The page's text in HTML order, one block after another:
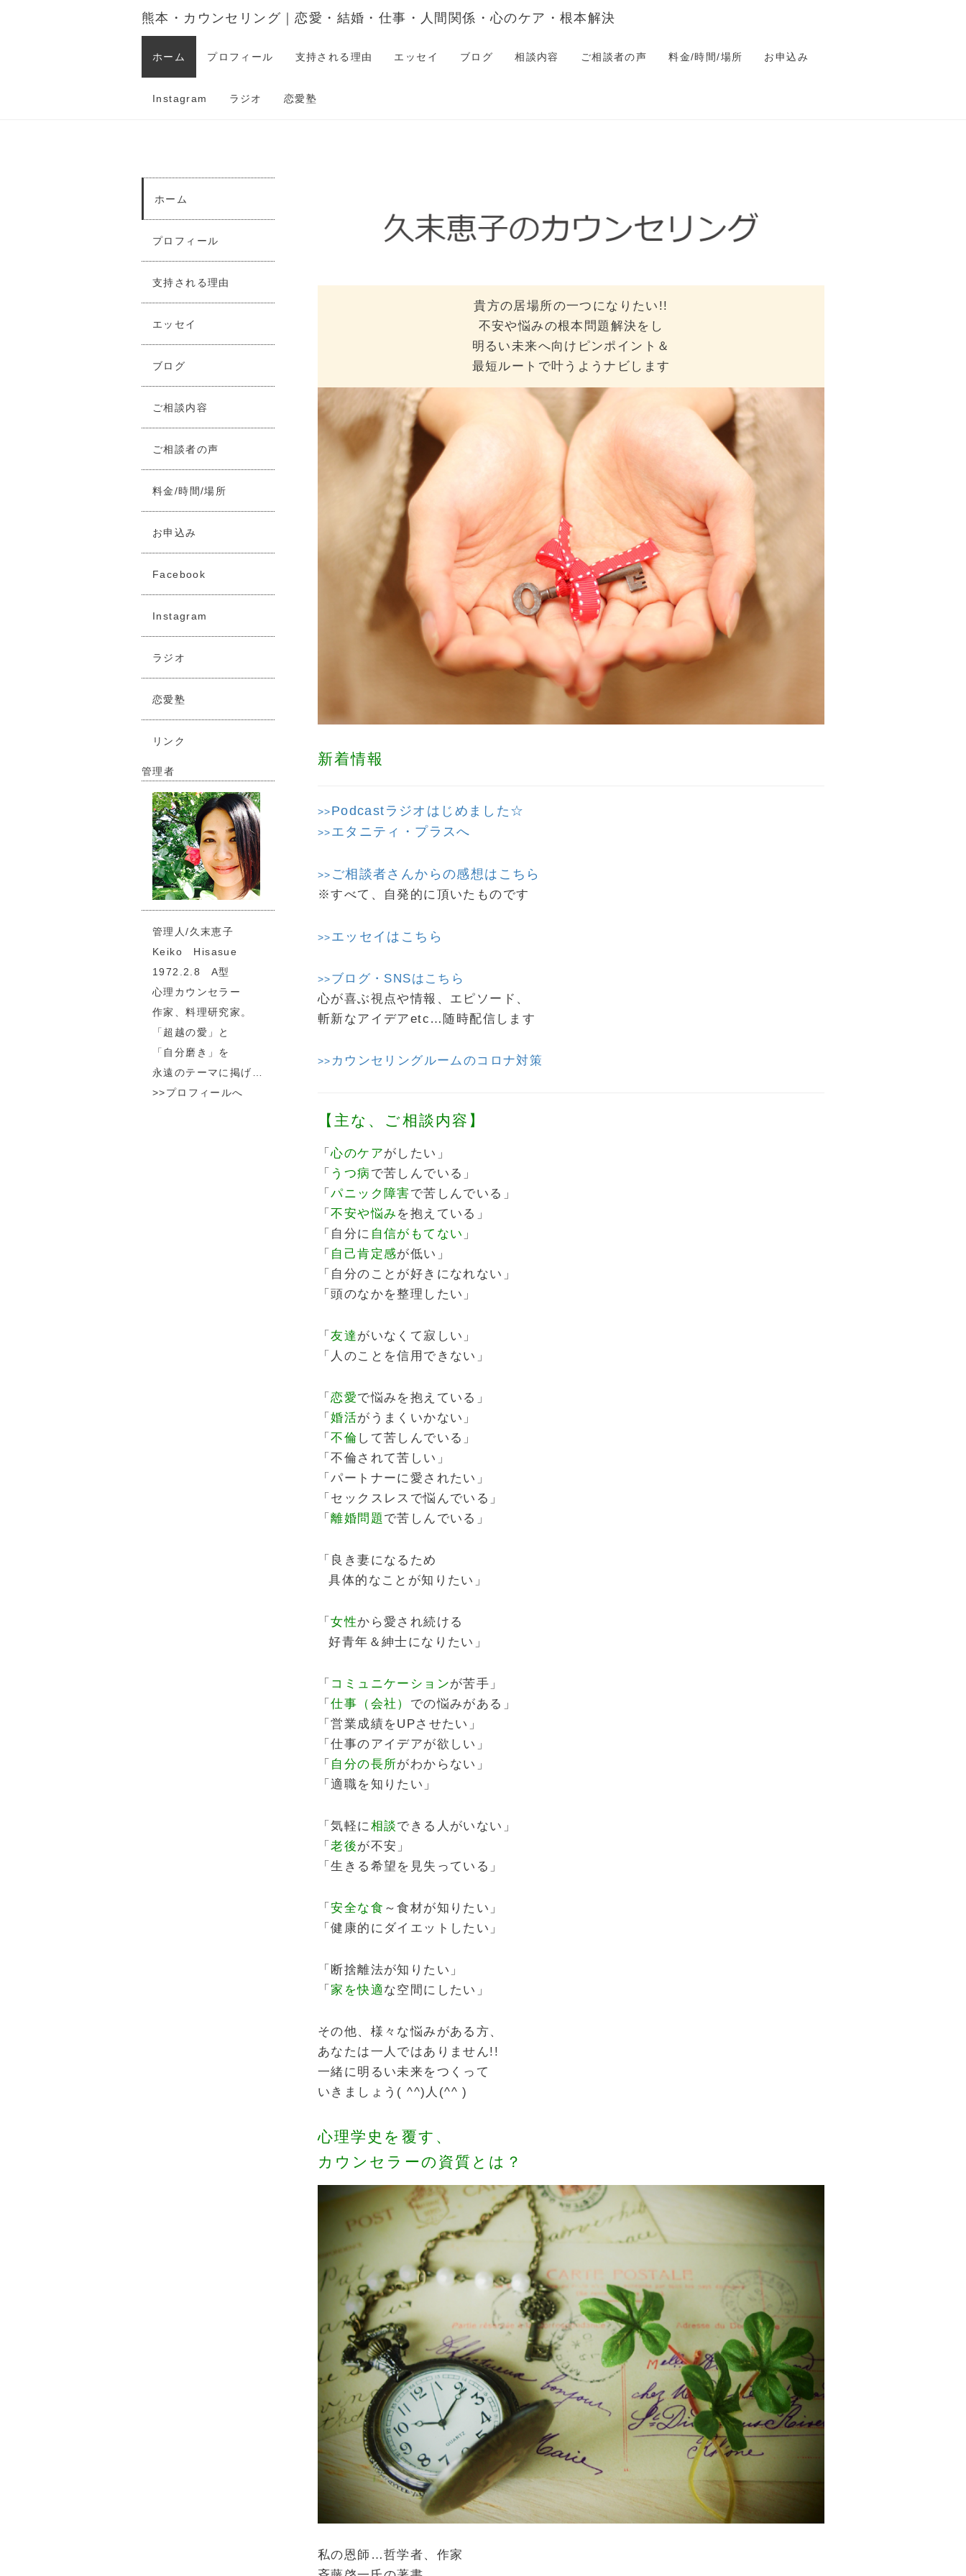
熊本・カウンセリング｜恋愛・結婚・仕事・人間関係・心のケア・根本解決
ホーム プロフィール 支持される理由 エッセイ ブログ 相談内容 ご相談者の声 料金/時間/場所 お申込み
Instagram ラジオ 恋愛塾
貴方の居場所の一つになりたい!!
不安や悩みの根本問題解決をし
明るい未来へ向けピンポイント＆
最短ルートで叶うようナビします
新着情報
>>Podcastラジオはじめました☆
>>エタニティ・プラスへ
>> ご相談者さんからの感想はこちら
※すべて、自発的に頂いたものです
>>エッセイはこちら
>>ブログ・SNSはこちら
心が喜ぶ視点や情報、エピソード、
斬新なアイデアetc…随時配信します
>> カウンセリングルームのコロナ対策
【主な、ご相談内容】
「心のケアがしたい」
「 うつ病 で苦しんでいる」
「パニック障害 で苦しんでいる」
「不安や悩み を抱えている」
「自分に 自信がもてない 」
「 自己肯定感が低い」
「自分のことが好きになれない」
「頭のなかを整理したい」
「友達がいなくて寂しい」
「人のことを信用できない」
「恋愛で悩みを抱えている」
「婚活がうまくいかない」
「不倫 して苦しんでいる」
「不倫されて苦しい」
「パートナーに愛されたい」
「セックスレスで悩んでいる」
「離婚問題 で苦しんでいる」
「良き妻になるため
具体的なことが知りたい」
「女性から愛され続ける
好青年＆紳士になりたい」
「 コミュニケーションが苦手」
「仕事（会社） での悩みがある」
「営業成績をUPさせたい」
「仕事のアイデアが欲しい」
「 自分の長所がわからない」
「適職を知りたい」
「気軽に相談できる人がいない」
「老後が不安」
「生きる希望を見失っている」
「安全な食 ～食材が知りたい」
「健康的にダイエットしたい」
「断捨離法が知りたい」
「 家を快適 な空間にしたい」
その他、様々な悩みがある方、
あなたは一人ではありません!!
一緒に明るい未来をつくって
いきましょう( ^^)人(^^ )
心理学史を覆す、
カウンセラーの資質とは？
私の恩師…哲学者、作家
ホーム
プロフィール
支持される理由
エッセイ
ブログ
ご相談内容
ご相談者の声
料金/時間/場所
お申込み
Facebook
Instagram
ラジオ
恋愛塾
リンク
管理者
管理人/久末恵子
Keiko Hisasue
1972.2.8 A型
心理カウンセラー
作家、料理研究家。
「超越の愛」と
「自分磨き」を
永遠のテーマに掲げ…
>>プロフィールへ